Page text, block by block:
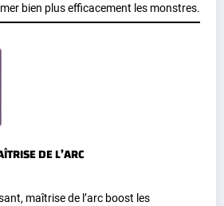
bien plus efficacement les monstres.
DE L’ARC
maîtrise de l’arc boost les